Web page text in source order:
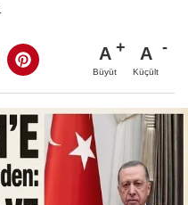
A
Büyüt
A
Küçült